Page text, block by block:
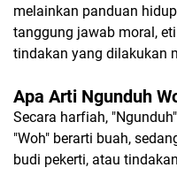
melainkan panduan
tanggung jawab moral,
tindakan yang dilakukan
Apa Arti Ngunduh
Secara harfiah,
"Woh" berarti buah,
budi pekerti, atau